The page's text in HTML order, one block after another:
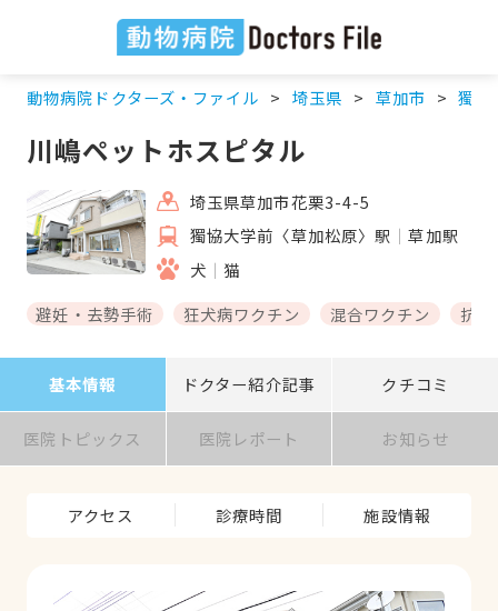
動物病院ドクターズ・ファイル 埼玉県 草加市 獨協
川嶋ペットホスピタル
埼玉県草加市花栗3-4-5
獨協大学前〈草加松原〉駅
草加駅
犬
猫
避妊・去勢手術
狂犬病ワクチン 混合ワクチン 抗
基本情報 ドクター紹介記事 クチコミ
医院トピックス 医院レポート お知らせ
アクセス 診療時間 施設情報